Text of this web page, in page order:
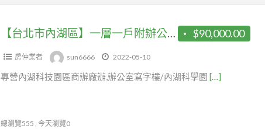
$90,000.00
【台北市內湖區】一層一戶附辦公傢俱87519898採光佳
房仲業者 sun6666 2022-05-10
專營內湖科技園區商辦廠辦,辦公室寫字樓/內湖科學園 […]
總瀏覽555 , 今天瀏覽0